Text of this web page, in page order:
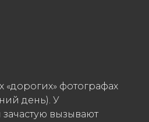
фотографах
день). У
вызывают